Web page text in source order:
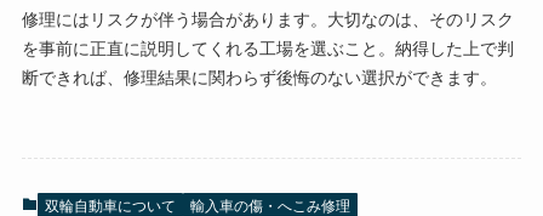
修理にはリスクが伴う場合があります。大切なのは、そのリスク
を事前に正直に説明してくれる工場を選ぶこと。納得した上で判
断できれば、修理結果に関わらず後悔のない選択ができます。
双輪自動車について 輸入車の傷・へこみ修理